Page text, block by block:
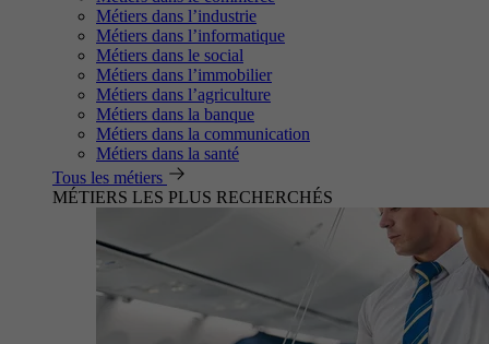
Métiers dans l’industrie
Métiers dans l’informatique
Métiers dans le social
Métiers dans l’immobilier
Métiers dans l’agriculture
Métiers dans la banque
Métiers dans la communication
Métiers dans la santé
Tous les métiers
MÉTIERS LES PLUS RECHERCHÉS